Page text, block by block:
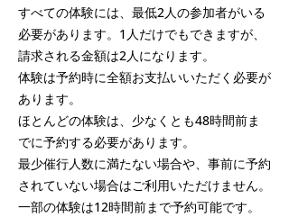
すべての体験には、最低2人の参加者がいる
必要があります。1人だけでもできますが、
請求される金額は2人になります。
体験は予約時に全額お支払いいただく必要が
あります。
ほとんどの体験は、少なくとも48時間前ま
でに予約する必要があります。
最少催行人数に満たない場合や、事前に予約
されていない場合はご利用いただけません。
一部の体験は12時間前まで予約可能です。